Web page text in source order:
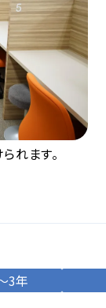
れます。
3年